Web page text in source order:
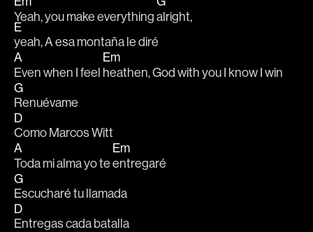
Yeah, you make everything alright,
E
yeah, A esa montaña le diré
A
Even when I feel
Em
heathen, God with you I know I win
G
Renuévame
D
Como Marcos Witt
A
Toda mi alma yo te
Em
entregaré
G
Escucharé tu llamada
D
Entregas cada batalla